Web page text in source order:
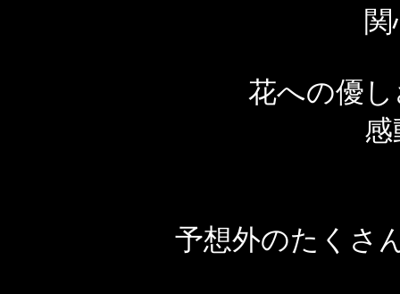
花への優
予想外のたくさ